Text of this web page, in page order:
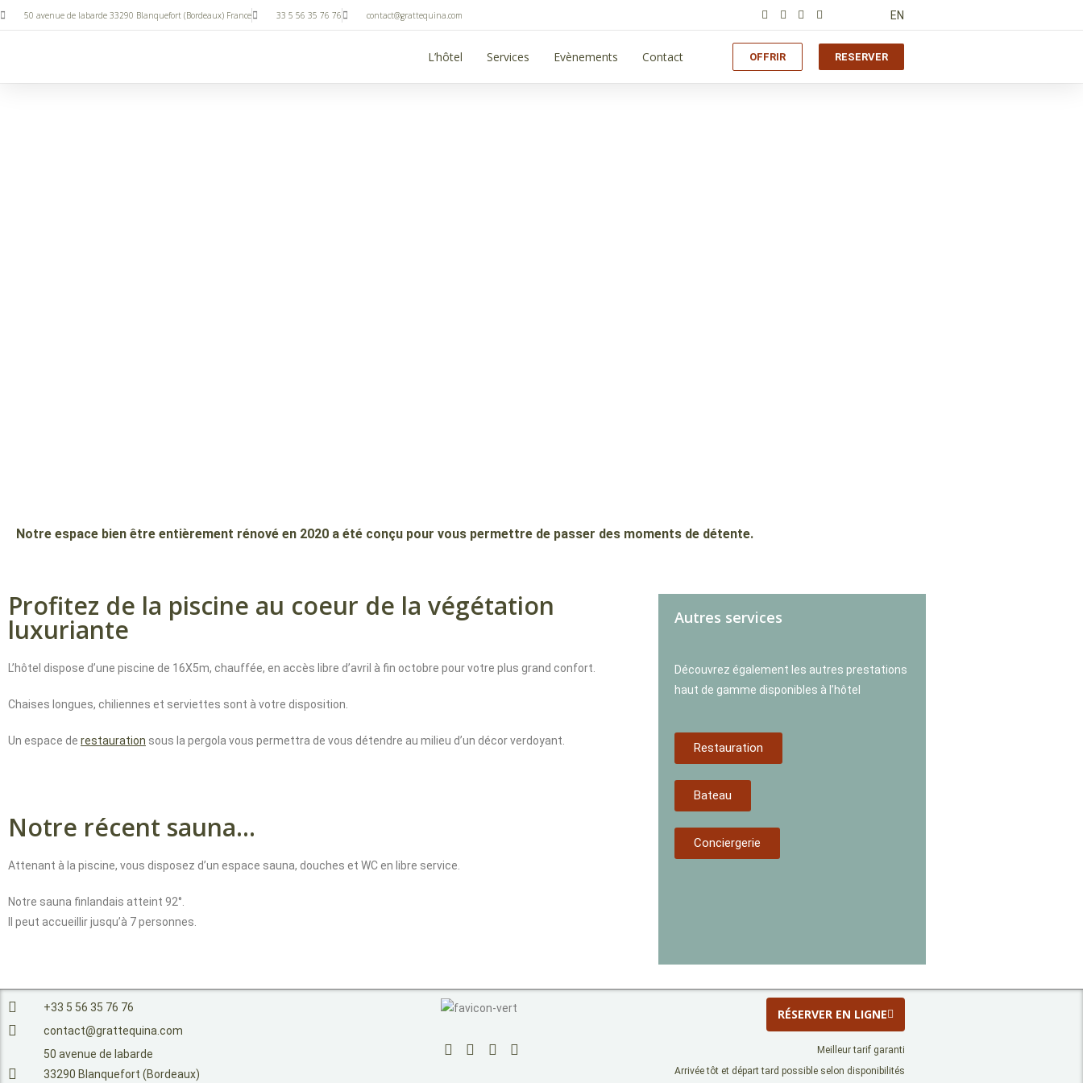
50 avenue de labarde 33290 Blanquefort (Bordeaux) France 33 5 56 35 76 76 contact@grattequina.com EN
L’hôtel Services Evènements Contact OFFRIR RESERVER
Notre espace bien être entièrement rénové en 2020 a été conçu pour vous permettre de passer des moments de détente.
Profitez de la piscine au coeur de la végétation
luxuriante
L’hôtel dispose d’une piscine de 16X5m, chauffée, en accès libre d’avril à fin octobre pour votre plus grand confort.
Chaises longues, chiliennes et serviettes sont à votre disposition.
Un espace de restauration sous la pergola vous permettra de vous détendre au milieu d’un décor verdoyant.
Notre récent sauna...
Attenant à la piscine, vous disposez d’un espace sauna, douches et WC en libre service.
Notre sauna finlandais atteint 92°.
Il peut accueillir jusqu’à 7 personnes.
Autres services
Découvrez également les autres prestations
haut de gamme disponibles à l’hôtel
Restauration
Bateau
Conciergerie
+33 5 56 35 76 76
contact@grattequina.com
50 avenue de labarde
33290 Blanquefort (Bordeaux)
RÉSERVER EN LIGNE
Meilleur tarif garanti
Arrivée tôt et départ tard possible selon disponibilités